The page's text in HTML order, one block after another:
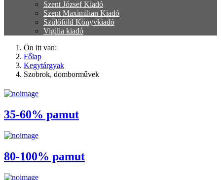
Szent József Kiadó
Szent Maximilian Kiadó
Szülőföld Könyvkiadó
Vigilia kiadó
Ön itt van:
Főlap
Kegytárgyak
Szobrok, domborművek
35-60% pamut
80-100% pamut